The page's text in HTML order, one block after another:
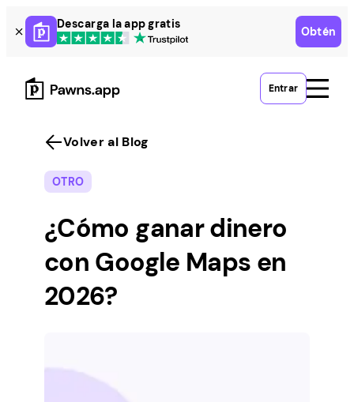
Skip
to
content
Descarga la app gratis
Obtén
Entrar
Volver al Blog
OTRO
¿Cómo ganar dinero
con Google Maps en
2026?